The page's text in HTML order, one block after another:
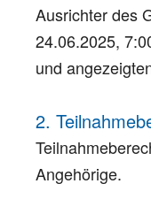
Ausrichter des
24.06.2025,
und
2.
Angehörige.